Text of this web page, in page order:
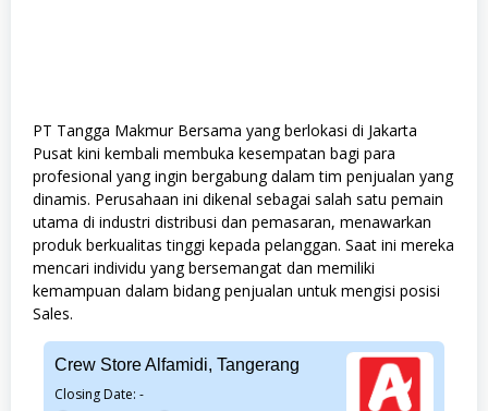
PT Tangga Makmur Bersama yang berlokasi di Jakarta
Pusat kini kembali membuka kesempatan bagi para
profesional yang ingin bergabung dalam tim penjualan yang
dinamis. Perusahaan ini dikenal sebagai salah satu pemain
utama di industri distribusi dan pemasaran, menawarkan
produk berkualitas tinggi kepada pelanggan. Saat ini mereka
mencari individu yang bersemangat dan memiliki
kemampuan dalam bidang penjualan untuk mengisi posisi
Sales.
Crew Store Alfamidi, Tangerang
Closing Date: -